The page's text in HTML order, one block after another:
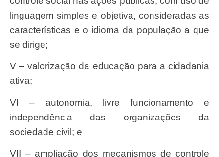
linguagem simples e objetiva, consideradas as
características e o idioma da população a que
se dirige;
V – valorização da educação para a cidadania
ativa;
VI – autonomia, livre funcionamento e
independência das organizações da
sociedade civil; e
VII – ampliação dos mecanismos de controle